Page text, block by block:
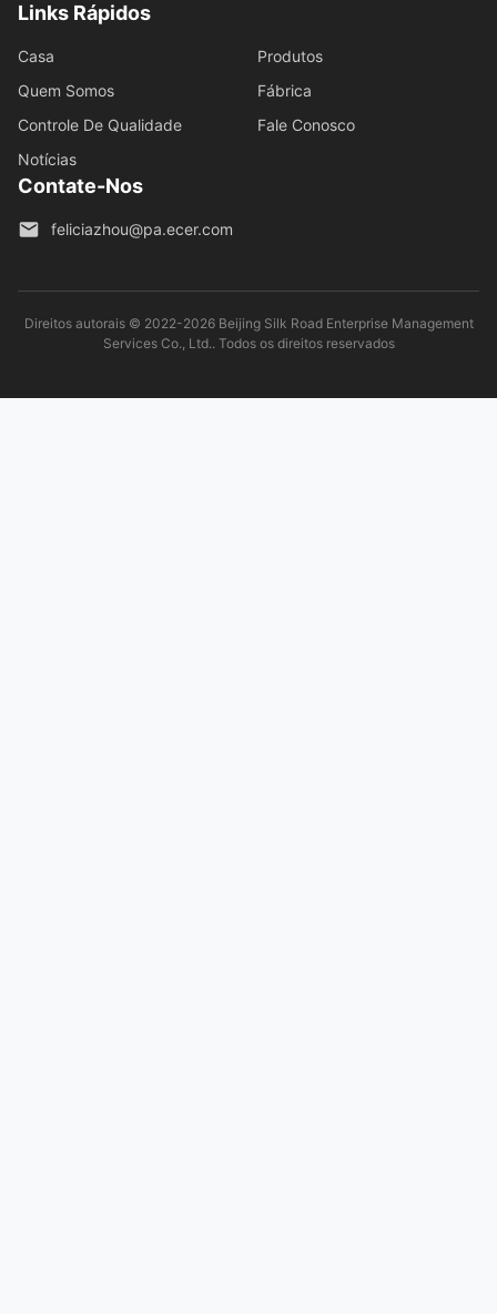
Links Rápidos
Casa
Produtos
Quem Somos
Fábrica
Controle De Qualidade
Fale Conosco
Notícias
Contate-Nos
feliciazhou@pa.ecer.com
Direitos autorais © 2022-2026 Beijing Silk Road Enterprise Management
Services Co., Ltd.. Todos os direitos reservados